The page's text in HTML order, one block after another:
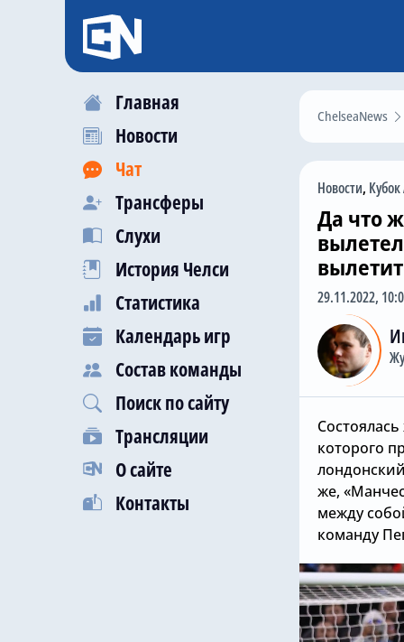
Главная
Новости
Чат
Трансферы
Слухи
История Челси
Статистика
Календарь игр
Состав команды
Поиск по сайту
Трансляции
О сайте
Контакты
ChelseaNews
Новости,
Да что
29.11.2022,
которого
же,
между
команду